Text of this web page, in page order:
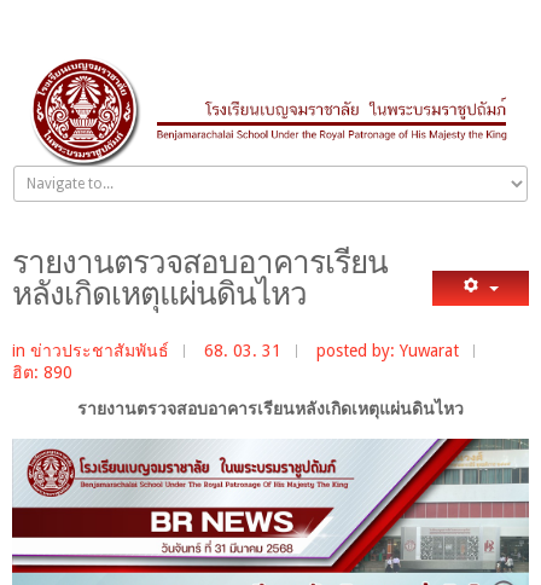
รายงานตรวจสอบอาคารเรียน
หลังเกิดเหตุแผ่นดินไหว
in ข่าวประชาสัมพันธ์ 68. 03. 31
posted by: Yuwarat
ฮิต: 890
รายงานตรวจสอบอาคารเรียนหลังเกิดเหตุแผ่นดินไหว